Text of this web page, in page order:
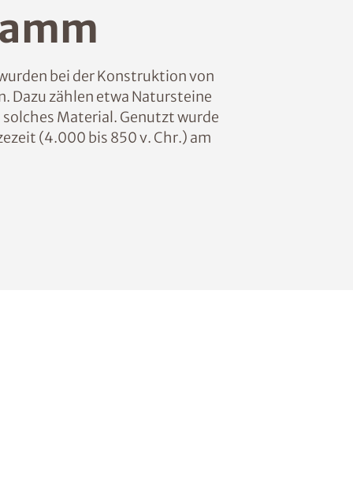
bei der Konstruktion von
Dazu zählen etwa Natursteine
Material. Genutzt wurde
(4.000 bis 850 v. Chr.) am